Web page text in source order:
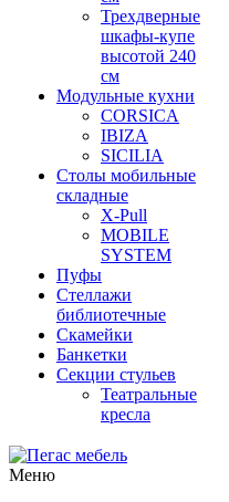
Трехдверные
шкафы-купе
высотой 240
см
Модульные кухни
CORSICA
IBIZA
SICILIA
Столы мобильные
складные
X-Pull
MOBILE
SYSTEM
Пуфы
Стеллажи
библиотечные
Скамейки
Банкетки
Секции стульев
Театральные
кресла
Меню